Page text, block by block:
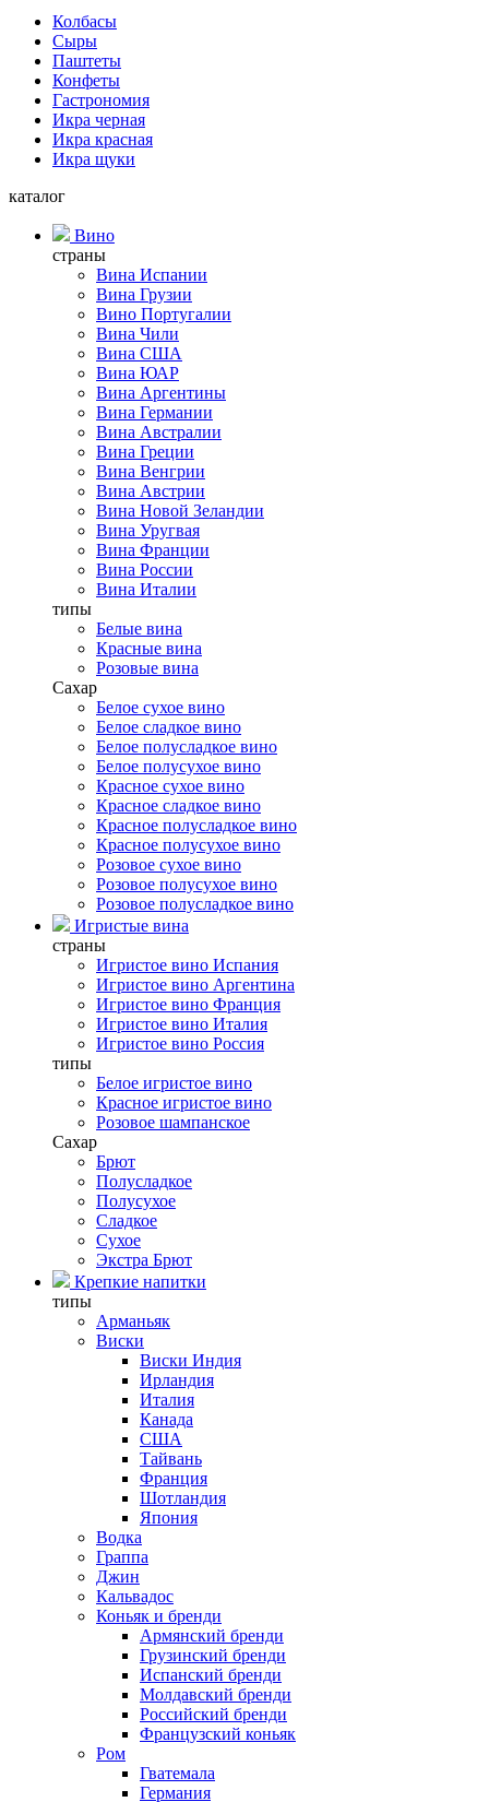
Колбасы
Сыры
Паштеты
Конфеты
Гастрономия
Икра черная
Икра красная
Икра щуки
каталог
Вино
страны
Вина Испании
Вина Грузии
Вино Португалии
Вина Чили
Вина США
Вина ЮАР
Вина Аргентины
Вина Германии
Вина Австралии
Вина Греции
Вина Венгрии
Вина Австрии
Вина Новой Зеландии
Вина Уругвая
Вина Франции
Вина России
Вина Италии
типы
Белые вина
Красные вина
Розовые вина
Сахар
Белое сухое вино
Белое сладкое вино
Белое полусладкое вино
Белое полусухое вино
Красное сухое вино
Красное сладкое вино
Красное полусладкое вино
Красное полусухое вино
Розовое сухое вино
Розовое полусухое вино
Розовое полусладкое вино
Игристые вина
страны
Игристое вино Испания
Игристое вино Аргентина
Игристое вино Франция
Игристое вино Италия
Игристое вино Россия
типы
Белое игристое вино
Красное игристое вино
Розовое шампанское
Сахар
Брют
Полусладкое
Полусухое
Сладкое
Сухое
Экстра Брют
Крепкие напитки
типы
Арманьяк
Виски
Виски Индия
Ирландия
Италия
Канада
США
Тайвань
Франция
Шотландия
Япония
Водка
Граппа
Джин
Кальвадос
Коньяк и бренди
Армянский бренди
Грузинский бренди
Испанский бренди
Молдавский бренди
Российский бренди
Французский коньяк
Ром
Гватемала
Германия